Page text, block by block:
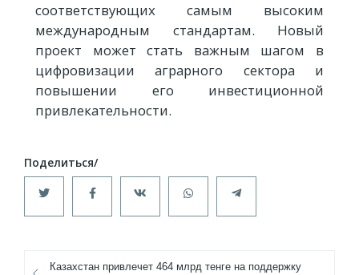
соответствующих самым высоким
международным стандартам. Новый
проект может стать важным шагом в
цифровизации аграрного сектора и
повышении его инвестиционной
привлекательности.
Казахстан привлечет 464 млрд тенге на поддержку